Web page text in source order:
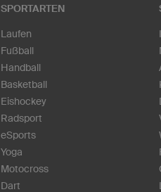
SPORTARTEN
Laufen
Fußball
Handball
Basketball
Eishockey
Radsport
eSports
Yoga
Motocross
Dart